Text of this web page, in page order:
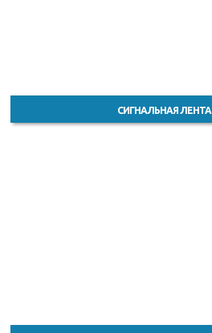
СИГНАЛЬНАЯ ЛЕНТА